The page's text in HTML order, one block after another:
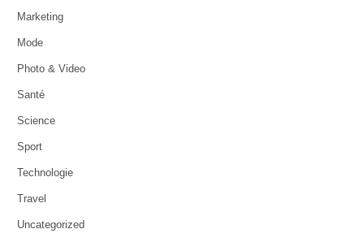
Marketing
Mode
Photo & Video
Santé
Science
Sport
Technologie
Travel
Uncategorized